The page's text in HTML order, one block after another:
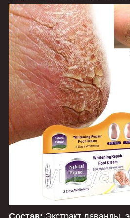
Состав: Экстракт лаванды,